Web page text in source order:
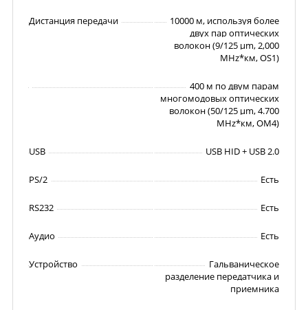
Дистанция передачи
10000 м, используя более
двух пар оптических
волокон (9/125 µm, 2,000
MHz*км, OS1)
400 м по двум парам
многомодовых оптических
волокон (50/125 µm, 4.700
MHz*км, OM4)
USB USB HID + USB 2.0
PS/2 Есть
RS232 Есть
Аудио Есть
Устройство
Гальваническое
разделение передатчика и
приемника